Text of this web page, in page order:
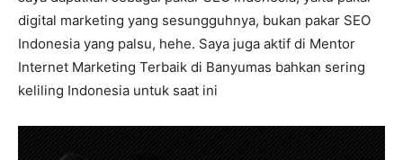
digital marketing yang sesungguhnya, bukan pakar SEO
Indonesia yang palsu, hehe. Saya juga aktif di Mentor
Internet Marketing Terbaik di Banyumas bahkan sering
keliling Indonesia untuk saat ini